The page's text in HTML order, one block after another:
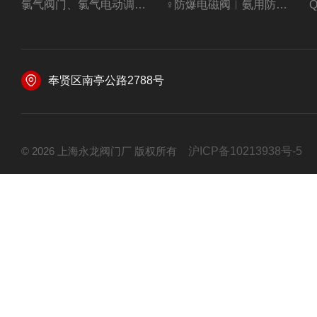
氯气阀门、氯气电动调节阀 ♀防爆电磁阀︳氨用防爆紧急切断阀
奉贤区南亭公路2788号
© 2026 上海永龙阀门厂 版权所有 沪ICP备10213938号-5